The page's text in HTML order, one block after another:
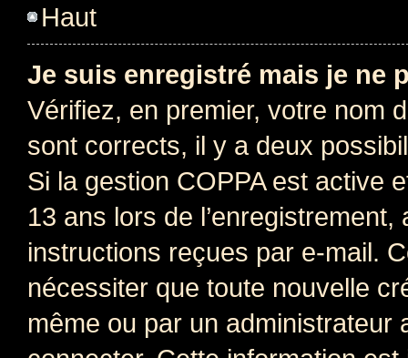
Haut
Je suis enregistré mais je ne
Vérifiez, en premier, votre nom
sont corrects, il y a deux
Si la gestion COPPA est active
13 ans lors de
instructions reçues par e-mail.
nécessiter que toute nouvelle
même ou par un